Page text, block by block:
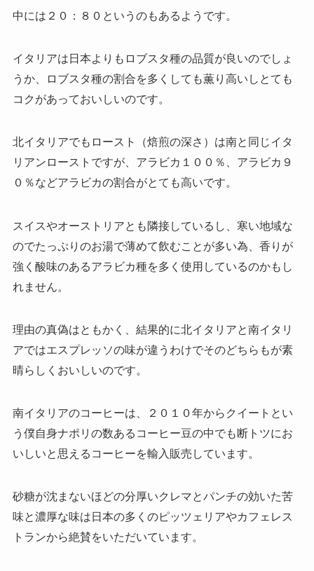
中には２０：８０というのもあるようです。
イタリアは日本よりもロブスタ種の品質が良いのでしょ
うか、ロブスタ種の割合を多くしても薫り高いしとても
コクがあっておいしいのです。
北イタリアでもロースト（焙煎の深さ）は南と同じイタ
リアンローストですが、アラビカ１００％、アラビカ９
０％などアラビカの割合がとても高いです。
スイスやオーストリアとも隣接しているし、寒い地域な
のでたっぷりのお湯で薄めて飲むことが多い為、香りが
強く酸味のあるアラビカ種を多く使用しているのかもし
れません。
理由の真偽はともかく、結果的に北イタリアと南イタリ
アではエスプレッソの味が違うわけでそのどちらもが素
晴らしくおいしいのです。
南イタリアのコーヒーは、２０１０年からクイートとい
う僕自身ナポリの数あるコーヒー豆の中でも断トツにお
いしいと思えるコーヒーを輸入販売しています。
砂糖が沈まないほどの分厚いクレマとパンチの効いた苦
味と濃厚な味は日本の多くのピッツェリアやカフェレス
トランから絶賛をいただいています。